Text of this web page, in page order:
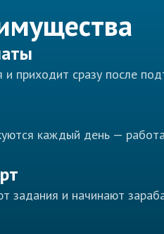
и приходит сразу после
каждый день —
задания и начинают